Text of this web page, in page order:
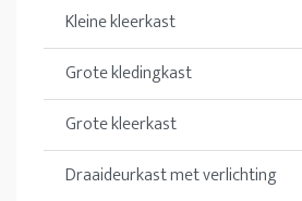
Kleine kleerkast
Grote kledingkast
Grote kleerkast
Draaideurkast met verlichting